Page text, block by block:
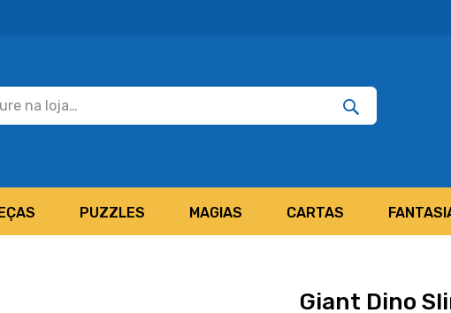
Pesquisar Pesquisar
PUZZLES MAGIAS CARTAS
Giant Dino